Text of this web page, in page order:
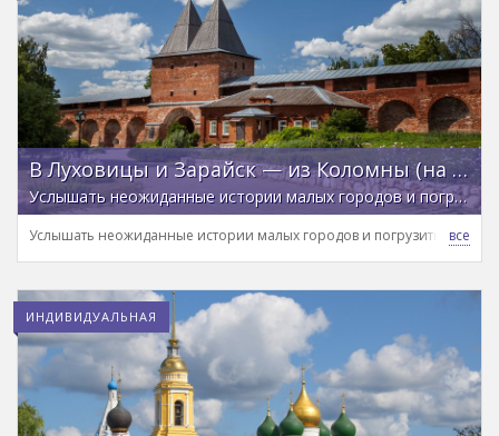
В Луховицы и Зарайск — из Коломны (на вашем автомобиле)
Услышать неожиданные истории малых городов и погрузиться в атмосферу провинции
Услышать неожиданные истории малых городов и погрузиться в
ИНДИВИДУАЛЬНАЯ